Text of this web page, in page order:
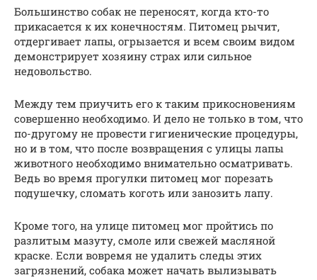
Большинство собак не переносят, когда кто-то
прикасается к их конечностям. Питомец рычит,
отдергивает лапы, огрызается и всем своим видом
демонстрирует хозяину страх или сильное
недовольство.
Между тем приучить его к таким прикосновениям
совершенно необходимо. И дело не только в том, что
по-другому не провести гигиенические процедуры,
но и в том, что после возвращения с улицы лапы
животного необходимо внимательно осматривать.
Ведь во время прогулки питомец мог порезать
подушечку, сломать коготь или занозить лапу.
Кроме того, на улице питомец мог пройтись по
разлитым мазуту, смоле или свежей масляной
краске. Если вовремя не удалить следы этих
загрязнений, собака может начать вылизывать